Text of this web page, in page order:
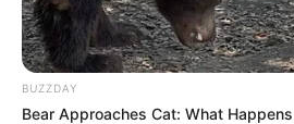
BUZZDAY
Bear Approaches Cat: What